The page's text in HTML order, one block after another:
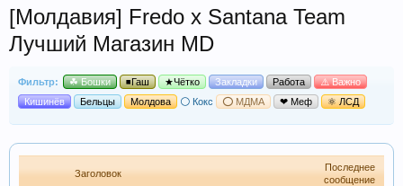
[Молдавия] Fredo x Santana Team
Лучший Магазин MD
Фильтр: ☘ Бошки ◾Гаш ★Чётко Закладки Работа
⚠️ Важно
Кишинёв
Бельцы Молдова ⚪ Кокс ⭕ МДМА ❤ Меф ⚛ ЛСД
Заголовок
Последнее
сообщение